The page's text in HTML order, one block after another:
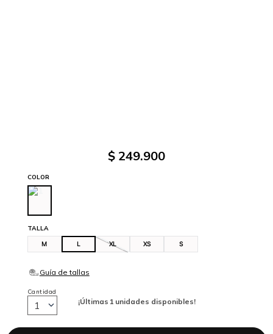
$ 249.900
TALLA
M L XL XS S
COLOR
¡Últimas 1 unidades disponibles!
Cantidad
1